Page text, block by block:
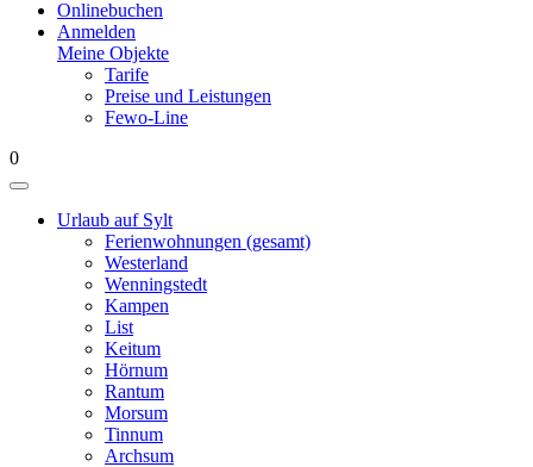
Onlinebuchen
Anmelden
Meine Objekte
Tarife
Preise und Leistungen
Fewo-Line
0
Urlaub auf Sylt
Ferienwohnungen (gesamt)
Westerland
Wenningstedt
Kampen
List
Keitum
Hörnum
Rantum
Morsum
Tinnum
Archsum